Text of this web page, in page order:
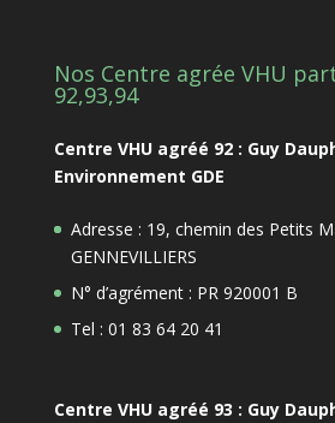
Nos Centre agrée VHU
92,93,94
Centre VHU agréé 92 : Guy
Environnement GDE
Adresse : 19, chemin des Petits
GENNEVILLIERS
N° d’agrément : PR 920001 B
Tel : 01 83 64 20 41
Centre VHU agréé 93 : Guy